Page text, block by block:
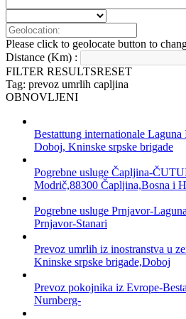
Please click to geolocate button to
Distance (Km) :
FILTER RESULTSRESET
Tag: prevoz umrlih capljina
OBNOVLJENI
Bestattung internationale
Doboj, Kninske srpske brigade
Pogrebne usluge Čapljina-
Modrič,88300 Čapljina,Bosna i
Pogrebne usluge Prnjavor-
Prnjavor-Stanari
Prevoz umrlih iz inostranstva u
Kninske srpske brigade,Doboj
Prevoz pokojnika iz Evrope-
Nurnberg-